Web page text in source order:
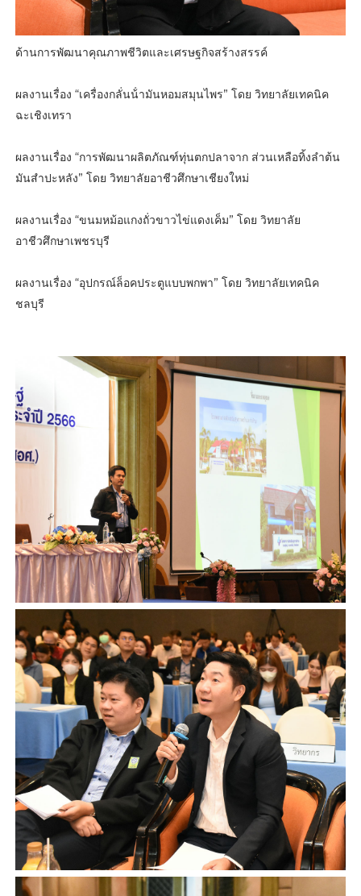
ด้านการพัฒนาคุณภาพชีวิตและเศรษฐกิจสร้างสรรค์
ผลงานเรื่อง “เครื่องกลั่นน้ํามันหอมสมุนไพร” โดย วิทยาลัยเทคนิค
ฉะเชิงเทรา
ผลงานเรื่อง “การพัฒนาผลิตภัณฑ์ทุ่นตกปลาจาก ส่วนเหลือทิ้งลําต้น
มันสําปะหลัง” โดย วิทยาลัยอาชีวศึกษาเชียงใหม่
ผลงานเรื่อง “ขนมหม้อแกงถั่วขาวไข่แดงเค็ม” โดย วิทยาลัย
อาชีวศึกษาเพชรบุรี
ผลงานเรื่อง “อุปกรณ์ล็อคประตูแบบพกพา” โดย วิทยาลัยเทคนิค
ชลบุรี